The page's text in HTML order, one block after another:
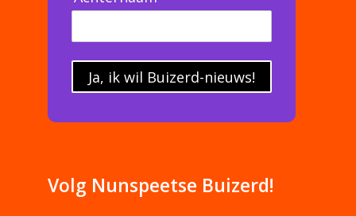
Ja, ik wil Buizerd-nieuws!
Volg Nunspeetse Buizerd!